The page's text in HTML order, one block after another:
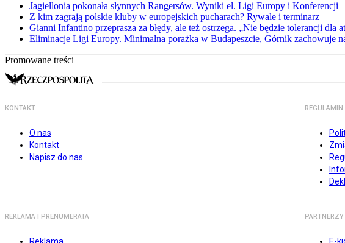
Jagiellonia pokonała słynnych Rangersów. Wyniki el. Ligi Europy i Konferencji
Z kim zagrają polskie kluby w europejskich pucharach? Rywale i terminarz
Gianni Infantino przeprasza za błędy, ale też ostrzega. „Nie będzie tolerancji dla
Eliminacje Ligi Europy. Minimalna porażka w Budapeszcie, Górnik zachowuje
Promowane treści
KONTAKT
O nas
Kontakt
Napisz do nas
REGULAMIN
REKLAMA I PRENUMERATA PARTNERZY